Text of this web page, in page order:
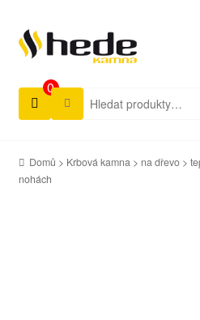
0 Hledat:
Ke stažení
Domů > Krbová kamna > na dřevo >
nohách